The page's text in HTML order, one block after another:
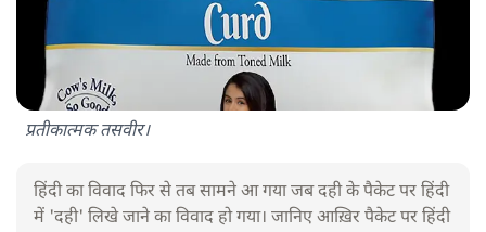
प्रतीकात्मक तसवीर।
हिंदी का विवाद फिर से तब सामने आ गया जब दही के पैकेट पर हिंदी
में 'दही' लिखे जाने का विवाद हो गया। जानिए आख़िर पैकेट पर हिंदी